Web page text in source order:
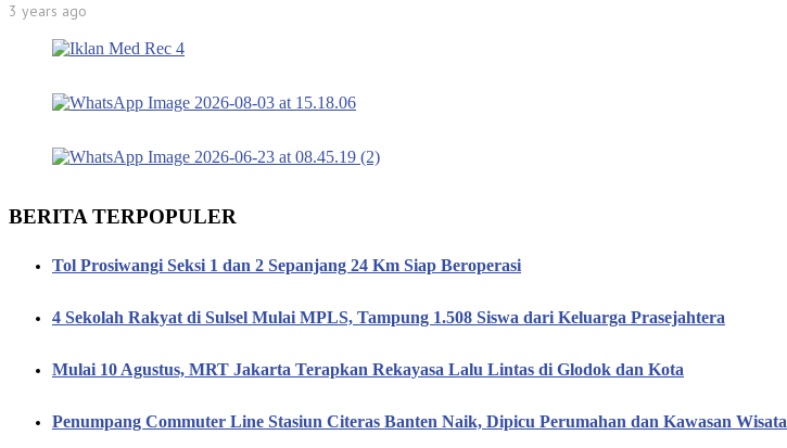
3 years ago
BERITA TERPOPULER
Tol Prosiwangi Seksi 1 dan 2 Sepanjang 24 Km Siap Beroperasi
4 Sekolah Rakyat di Sulsel Mulai MPLS, Tampung 1.508 Siswa dari Keluarga Prasejahtera
Mulai 10 Agustus, MRT Jakarta Terapkan Rekayasa Lalu Lintas di Glodok dan Kota
Penumpang Commuter Line Stasiun Citeras Banten Naik, Dipicu Perumahan dan Kawasan Wisata